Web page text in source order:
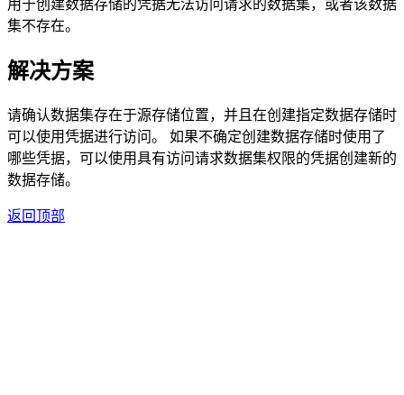
用于创建数据存储的凭据无法访问请求的数据集，或者该数据
集不存在。
解决方案
请确认数据集存在于源存储位置，并且在创建指定数据存储时
可以使用凭据进行访问。 如果不确定创建数据存储时使用了
哪些凭据，可以使用具有访问请求数据集权限的凭据创建新的
数据存储。
返回顶部